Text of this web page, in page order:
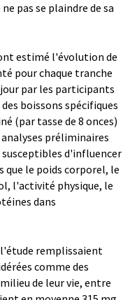
pas se plaindre de sa
estimé l'évolution de
pour chaque tranche
par les participants
boissons spécifiques
(par tasse de 8 onces)
analyses préliminaires
d'influencer
le poids corporel, le
l'activité physique, le
dans
l'étude remplissaient
comme des
de leur vie, entre